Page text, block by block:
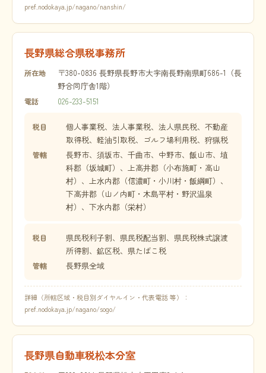
pref.nodokaya.jp/nagano/nanshin/
長野県総合県税事務所
所在地
〒380-0836 長野県長野市大字南長野南県町686-1（長
野合同庁舎1階）
電話 026-233-5151
税目
個人事業税、法人事業税、法人県民税、不動産
取得税、軽油引取税、ゴルフ場利用税、狩猟税
管轄
長野市、須坂市、千曲市、中野市、飯山市、埴
科郡（坂城町）、上高井郡（小布施町・高山
村）、上水内郡（信濃町・小川村・飯綱町）、
下高井郡（山ノ内町・木島平村・野沢温泉
村）、下水内郡（栄村）
税目
県民税利子割、県民税配当割、県民税株式譲渡
所得割、鉱区税、県たばこ税
管轄 長野県全域
詳細（所轄区域・税目別ダイヤルイン・代表電話 等）：
pref.nodokaya.jp/nagano/sogo/
長野県自動車税松本分室